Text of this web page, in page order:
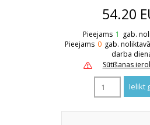
54.20
Pieejams 1 gab.
Pieejams 0 gab.
darba
Sūtīšanas